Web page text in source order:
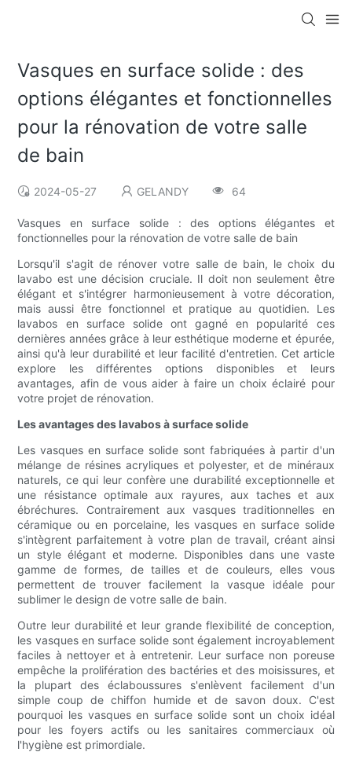
Vasques en surface solide : des
options élégantes et fonctionnelles
pour la rénovation de votre salle
de bain
2024-05-27 GELANDY 64
Vasques en surface solide : des options élégantes et
fonctionnelles pour la rénovation de votre salle de bain
Lorsqu'il s'agit de rénover votre salle de bain, le choix du
lavabo est une décision cruciale. Il doit non seulement être
élégant et s'intégrer harmonieusement à votre décoration,
mais aussi être fonctionnel et pratique au quotidien. Les
lavabos en surface solide ont gagné en popularité ces
dernières années grâce à leur esthétique moderne et épurée,
ainsi qu'à leur durabilité et leur facilité d'entretien. Cet article
explore les différentes options disponibles et leurs
avantages, afin de vous aider à faire un choix éclairé pour
votre projet de rénovation.
Les avantages des lavabos à surface solide
Les vasques en surface solide sont fabriquées à partir d'un
mélange de résines acryliques et polyester, et de minéraux
naturels, ce qui leur confère une durabilité exceptionnelle et
une résistance optimale aux rayures, aux taches et aux
ébréchures. Contrairement aux vasques traditionnelles en
céramique ou en porcelaine, les vasques en surface solide
s'intègrent parfaitement à votre plan de travail, créant ainsi
un style élégant et moderne. Disponibles dans une vaste
gamme de formes, de tailles et de couleurs, elles vous
permettent de trouver facilement la vasque idéale pour
sublimer le design de votre salle de bain.
Outre leur durabilité et leur grande flexibilité de conception,
les vasques en surface solide sont également incroyablement
faciles à nettoyer et à entretenir. Leur surface non poreuse
empêche la prolifération des bactéries et des moisissures, et
la plupart des éclaboussures s'enlèvent facilement d'un
simple coup de chiffon humide et de savon doux. C'est
pourquoi les vasques en surface solide sont un choix idéal
pour les foyers actifs ou les sanitaires commerciaux où
l'hygiène est primordiale.